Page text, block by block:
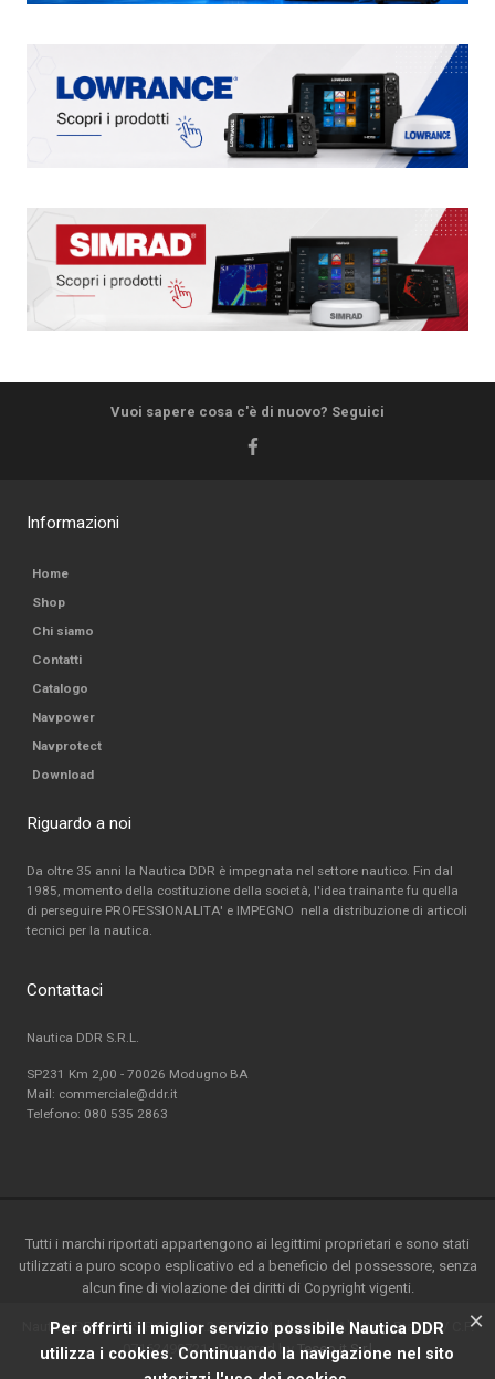
Per offrirti il miglior servizio possibile Nautica DDR
utilizza i cookies. Continuando la navigazione nel sito
×
Vuoi sapere cosa c'è di nuovo? Seguici
Informazioni
Home
Shop
Chi siamo
Contatti
Catalogo
Navpower
Navprotect
Download
Riguardo a noi
Da oltre 35 anni la Nautica DDR è impegnata nel settore nautico. Fin dal
1985, momento della costituzione della società, l'idea trainante fu quella
di perseguire PROFESSIONALITA' e IMPEGNO nella distribuzione di articoli
tecnici per la nautica.
Contattaci
Nautica DDR S.R.L.
SP231 Km 2,00 - 70026 Modugno BA
Mail: commerciale@ddr.it
Telefono: 080 535 2863
Tutti i marchi riportati appartengono ai legittimi proprietari e sono stati
utilizzati a puro scopo esplicativo ed a beneficio del possessore, senza
alcun fine di violazione dei diritti di Copyright vigenti.
Nautica DDR srl - S.P. 231 km.2-70026 Modugno(BA) - Italy-P.ta IVA / C.F.
07162490721 - Powered by Teseo.it S.r.l